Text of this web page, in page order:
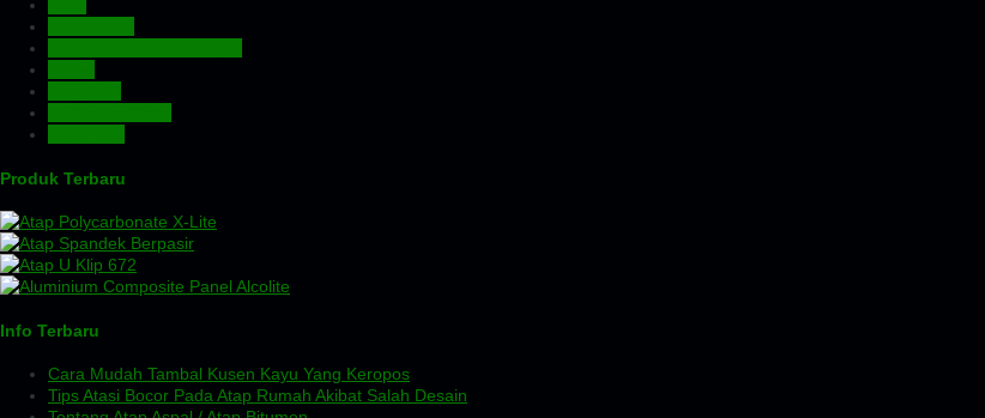
Produk Terbaru
Info Terbaru
Cara Mudah Tambal Kusen Kayu Yang Keropos
Tips Atasi Bocor Pada Atap Rumah Akibat Salah Desain